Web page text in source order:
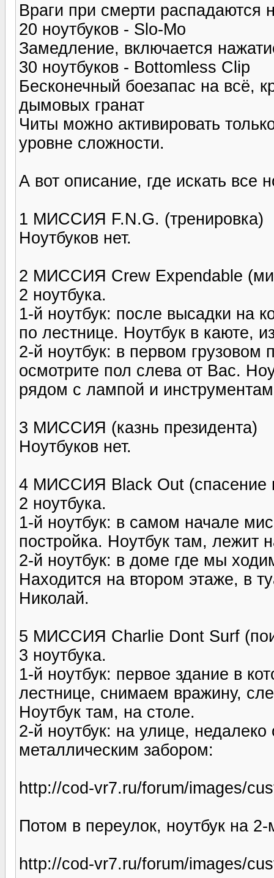
Враги при смерти
20 ноутбуков - Slo-Mo
Замедление, включается
30 ноутбуков - Bottomless Clip
Бесконечный боезапас на всё,
дымовых гранат
Читы можно активировать
уровне сложности.
А вот описание, где искать все
1 МИССИЯ F.N.G. (тренировка)
Ноутбуков нет.
2 МИССИЯ Crew Expendable
2 ноутбука.
1-й ноутбук: после высадки на
по лестнице. Ноутбук в каюте,
2-й ноутбук: в первом
осмотрите пол слева от Вас.
рядом с лампой и
3 МИССИЯ (казнь президента)
Ноутбуков нет.
4 МИССИЯ Black Out (спасение
2 ноутбука.
1-й ноутбук: в самом начале
постройка. Ноутбук там, лежит
2-й ноутбук: в доме где мы
Находится на втором этаже, в
Николай.
5 МИССИЯ Charlie Dont Surf
3 ноутбука.
1-й ноутбук: первое здание в
лестнице, снимаем вражину,
Ноутбук там, на столе.
2-й ноутбук: на улице,
металлическим забором:
http://cod-vr7.ru/forum/images/
Потом в переулок, ноутбук на
http://cod-vr7.ru/forum/images/